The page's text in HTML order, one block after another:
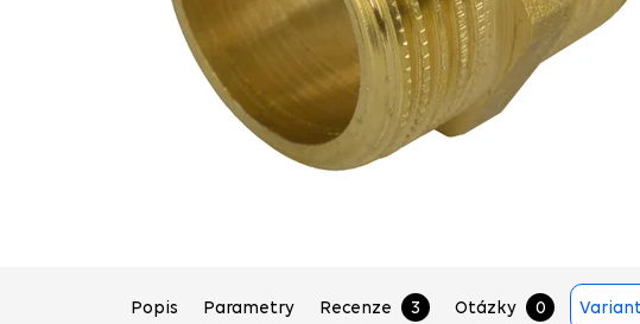
Popis Parametry Recenze 3 Otázky 0